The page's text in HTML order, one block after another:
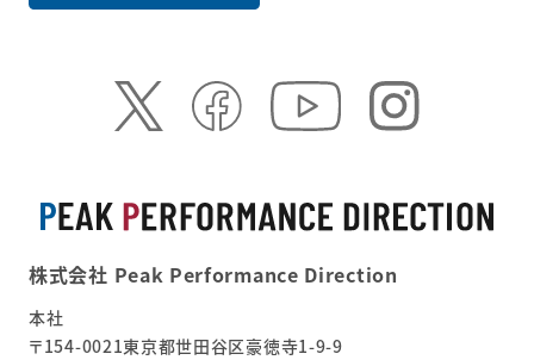
株式会社 Peak Performance Direction
本社
〒154-0021東京都世田谷区豪徳寺1-9-9